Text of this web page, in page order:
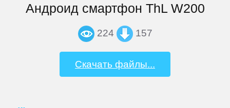
Андроид смартфон ThL W200
224 157
Скачать файлы...